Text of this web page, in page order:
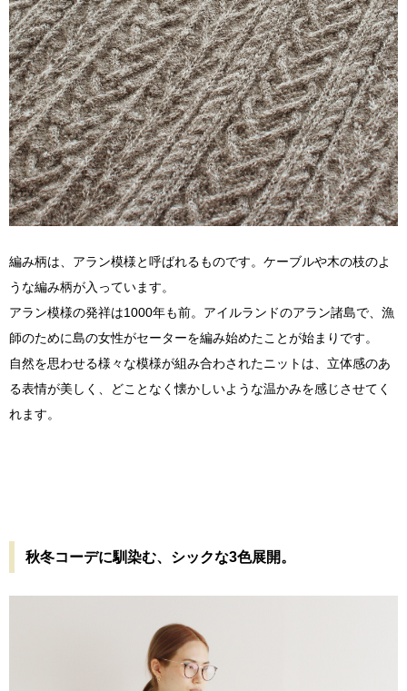
編み柄は、アラン模様と呼ばれるものです。ケーブルや木の枝のよ
うな編み柄が入っています。
アラン模様の発祥は1000年も前。アイルランドのアラン諸島で、漁
師のために島の女性がセーターを編み始めたことが始まりです。
自然を思わせる様々な模様が組み合わされたニットは、立体感のあ
る表情が美しく、どことなく懐かしいような温かみを感じさせてく
れます。
秋冬コーデに馴染む、シックな3色展開。